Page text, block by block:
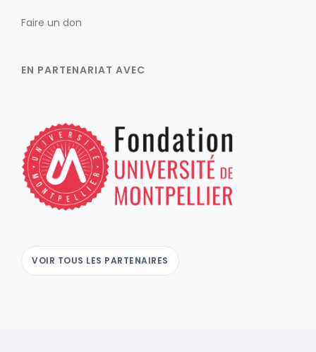
Faire un don
EN PARTENARIAT AVEC
VOIR TOUS LES PARTENAIRES